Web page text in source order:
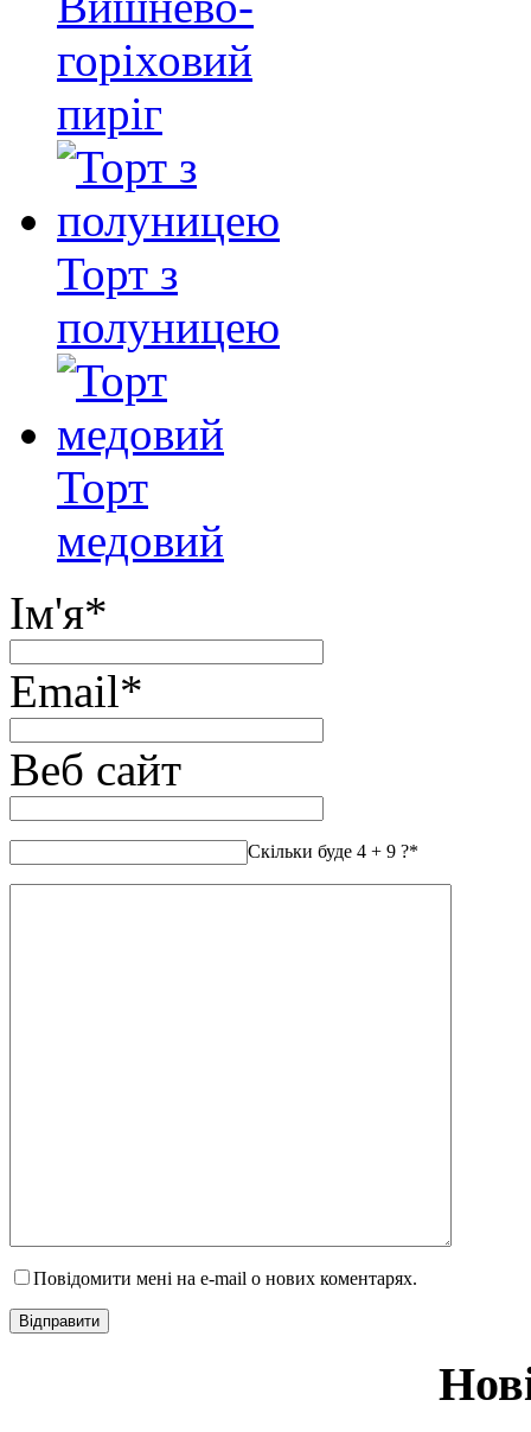
горіховий
пиріг
Торт з
полуницею
Торт
медовий
Ім'я*
Email*
Веб сайт
Скільки буде 4 + 9 ?*
Повідомити мені на e-mail о нових коментарях.